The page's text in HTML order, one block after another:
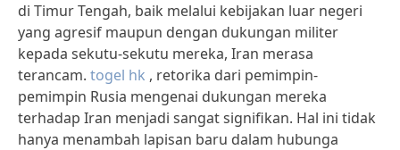
di Timur Tengah, baik melalui kebijakan luar negeri
yang agresif maupun dengan dukungan militer
kepada sekutu-sekutu mereka, Iran merasa
terancam. togel hk , retorika dari pemimpin-
pemimpin Rusia mengenai dukungan mereka
terhadap Iran menjadi sangat signifikan. Hal ini tidak
hanya menambah lapisan baru dalam hubunga